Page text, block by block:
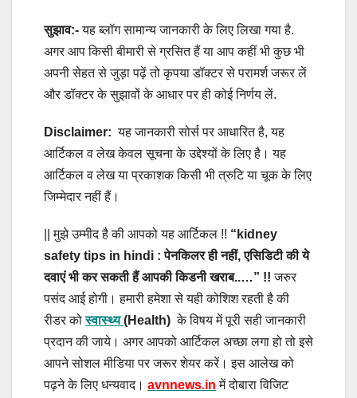
सुझाव:-यह ब्लॉग सामान्य जानकारी के लिए लिखा गया है.
अगर आप किसी बीमारी से ग्रसित हैं या आप कहीं भी कुछ भी
अपनी सेहत से जुड़ा पढ़ें तो कृपया डॉक्टर से परामर्श जरूर लें
और डॉक्टर के सुझावों के आधार पर ही कोई निर्णय लें.
Disclaimer: यह जानकारी सोर्स पर आधारित है, यह
आर्टिकल व लेख केवल सूचना के उद्देश्यों के लिए है। यह
आर्टिकल व लेख या प्रकाशक किसी भी त्रुटि या चूक के लिए
जिम्मेदार नहीं हैं।
|| मुझे उम्मीद है की आपको यह आर्टिकल !! “kidney
safety tips in hindi : पेनकिलर ही नहीं, एसिडिटी की ये
दवाएं भी कर सकती हैं आपकी किडनी खराब..…” !!जरुर
पसंद आई होगी। हमारी हमेशा से यही कोशिश रहती है की
रीडर कोस्वास्थ्य(Health) के विषय में पूरी सही जानकारी
प्रदान की जाये। अगर आपको आर्टिकल अच्छा लगा हो तो इसे
आपने सोशल मीडिया पर जरूर शेयर करें। इस आलेख को
पढ़ने के लिए धन्यवाद। avnnews.in में दोबारा विजिट